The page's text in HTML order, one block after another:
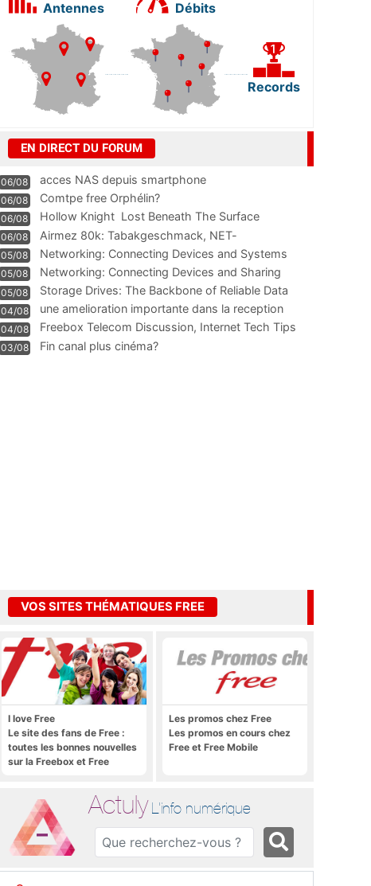
Antennes Débits
Records
EN DIRECT DU FORUM
06/08 acces NAS depuis smartphone
06/08 Comtpe free Orphélin?
06/08 Hollow Knight  Lost Beneath The Surface
06/08
Airmez 80k: Tabakgeschmack, NET-
Technologie und Leistung im
05/08 Networking: Connecting Devices and Systems
05/08
Networking: Connecting Devices and Sharing
Information
05/08
Storage Drives: The Backbone of Reliable Data
Management
04/08
une amelioration importante dans la reception
WIFI
04/08
Freebox Telecom Discussion, Internet Tech Tips
Communi
03/08 Fin canal plus cinéma?
VOS SITES THÉMATIQUES FREE
I love Free
Le site des fans de Free :
toutes les bonnes nouvelles
sur la Freebox et Free
Les promos chez Free
Les promos en cours chez
Free et Free Mobile
Actuly L'info numérique